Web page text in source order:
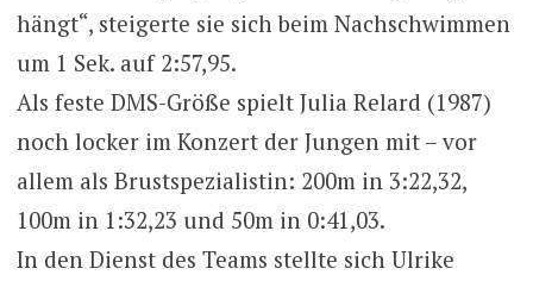
hängt“, steigerte sie sich beim Nachschwimmen
um 1 Sek. auf 2:57,95.
Als feste DMS-Größe spielt Julia Relard (1987)
noch locker im Konzert der Jungen mit – vor
allem als Brustspezialistin: 200m in 3:22,32,
100m in 1:32,23 und 50m in 0:41,03.
In den Dienst des Teams stellte sich Ulrike